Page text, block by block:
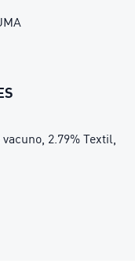
2.79% Textil,